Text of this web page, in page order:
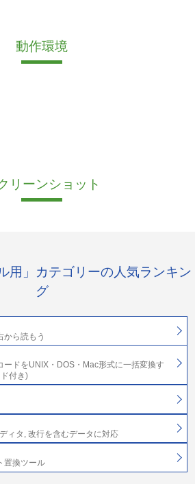
動作環境
リーンショット
用」カテゴリーの人気ランキン
グ
ら読もう
ードをUNIX・DOS・Mac形式に一括変換す
付き)
ィタ, 改行を含むデータに対応
置換ツール